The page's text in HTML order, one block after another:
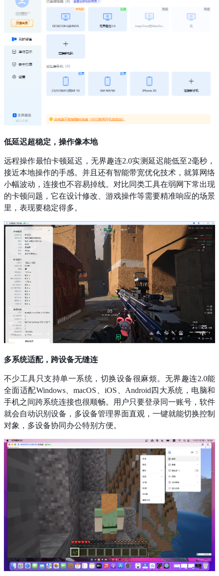
低延迟超稳定，操作像本地
远程操作最怕卡顿延迟，无界趣连2.0实测延迟能低至2毫秒，
接近本地操作的手感。并且还有智能带宽优化技术，就算网络
小幅波动，连接也不容易掉线。对比同类工具在弱网下常出现
的卡顿问题，它在设计修改、游戏操作等需要精准响应的场景
里，表现要稳定得多。
多系统适配，跨设备无缝连
不少工具只支持单一系统，切换设备很麻烦。无界趣连2.0能
全面适配Windows、macOS、iOS、Android四大系统，电脑和
手机之间跨系统连接也很顺畅。用户只要登录同一账号，软件
就会自动识别设备，多设备管理界面直观，一键就能切换控制
对象，多设备协同办公特别方便。